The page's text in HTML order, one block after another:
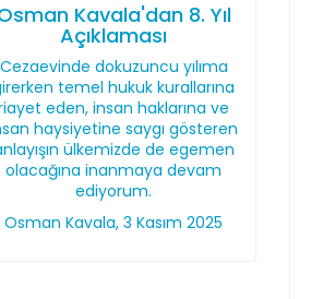
Kavala'dan 8. Yıl
Açıklaması
Cezaevinde dokuzuncu yılıma
temel hukuk kurallarına
eden, insan haklarına ve
haysiyetine saygı gösteren
ülkemizde de egemen
olacağına inanmaya devam
ediyorum.
Osman Kavala, 3 Kasım 2025